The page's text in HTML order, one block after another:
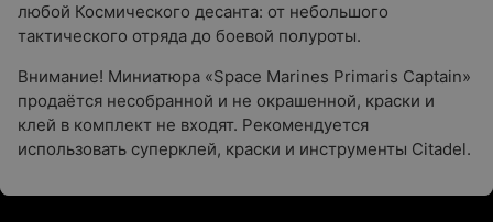
любой Космического десанта: от небольшого
тактического отряда до боевой полуроты.
Внимание! Миниатюра «Space Marines Primaris Captain»
продаётся несобранной и не окрашенной, краски и
клей в комплект не входят. Рекомендуется
использовать суперклей, краски и инструменты Citadel.